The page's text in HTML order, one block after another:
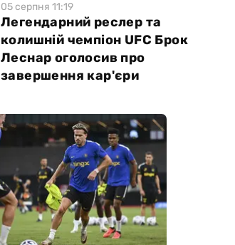
05 серпня 11:19
Легендарний реслер та
колишній чемпіон UFC Брок
Леснар оголосив про
завершення кар'єри